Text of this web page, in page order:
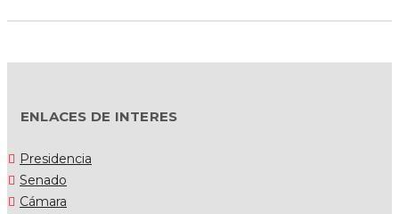
ENLACES DE INTERES
Presidencia
Senado
Cámara